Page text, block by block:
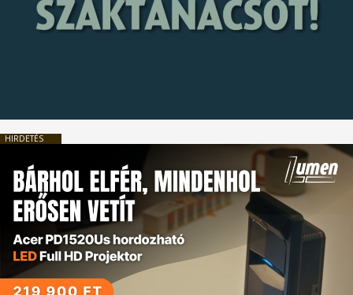
HIRDETÉS